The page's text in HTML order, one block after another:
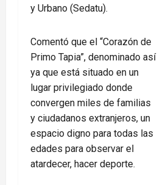
y Urbano (Sedatu).
Comentó que el “Corazón de
Primo Tapia”, denominado así
ya que está situado en un
lugar privilegiado donde
convergen miles de familias
y ciudadanos extranjeros, un
espacio digno para todas las
edades para observar el
atardecer, hacer deporte.